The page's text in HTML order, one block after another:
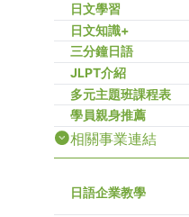
日文學習
日文知識+
三分鐘日語
JLPT介紹
多元主題班課程表
學員親身推薦
相關事業連結
日語企業教學